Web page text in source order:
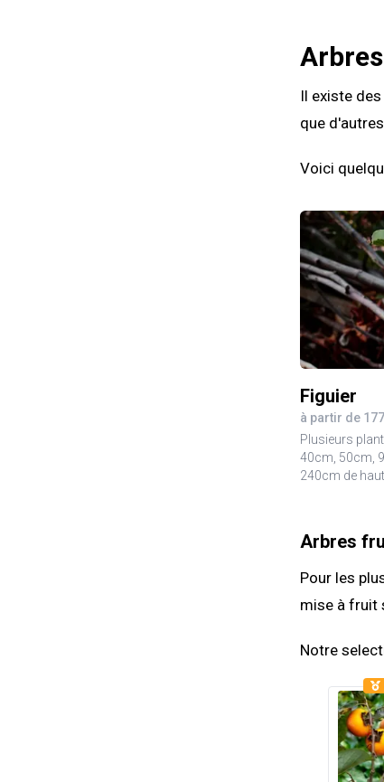
Il existe
que
Voici
Figuier
à partir de
Plusieurs
40cm, 50cm,
240cm de haut.
Arbres
Pour les
mise à fruit
Notre